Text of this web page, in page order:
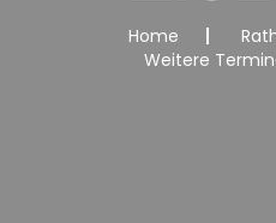
Home
Weitere